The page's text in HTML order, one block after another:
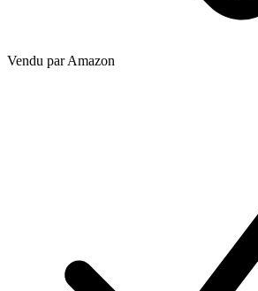
Vendu parAmazon